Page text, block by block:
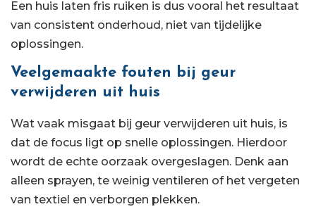
Een huis laten fris ruiken is dus vooral het resultaat
van consistent onderhoud, niet van tijdelijke
oplossingen.
Veelgemaakte fouten bij geur
verwijderen uit huis
Wat vaak misgaat bij geur verwijderen uit huis, is
dat de focus ligt op snelle oplossingen. Hierdoor
wordt de echte oorzaak overgeslagen. Denk aan
alleen sprayen, te weinig ventileren of het vergeten
van textiel en verborgen plekken.